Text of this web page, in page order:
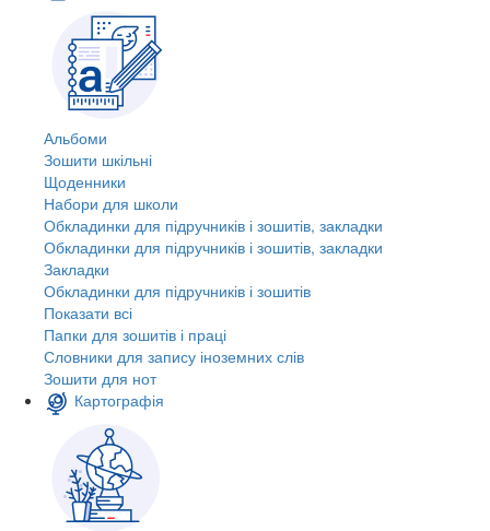
Альбоми
Зошити шкільні
Щоденники
Набори для школи
Обкладинки для підручників і зошитів, закладки
Обкладинки для підручників і зошитів, закладки
Закладки
Обкладинки для підручників і зошитів
Показати всі
Папки для зошитів і праці
Словники для запису іноземних слів
Зошити для нот
Картографія